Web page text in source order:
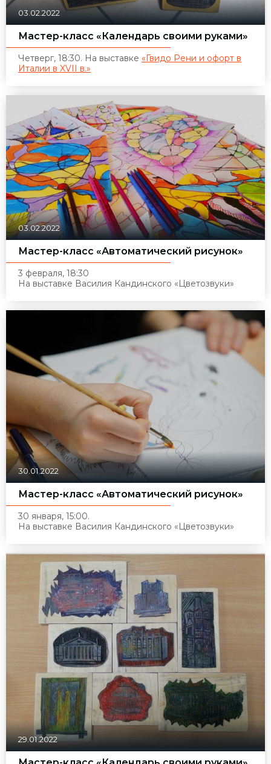
03.02.2022
Мастер-класс «Календарь своими руками»
Четверг, 18:30. На выставке «Гвидо Рени и офорт в
Италии в XVII в.»
03.02.2022
Мастер-класс «Автоматический рисунок»
3 февраля, 18:30
На выставке Василия Кандинского «Цветозвуки»
30.01.2022
Мастер-класс «Автоматический рисунок»
30 января, 15:00.
На выставке Василия Кандинского « Цветозвуки»
29.01.2022